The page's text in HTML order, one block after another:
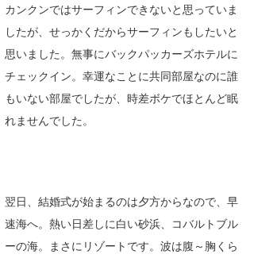
カンクンではサーフィンできないと思っていま
したが、せっかくだからサーフィンもしたいと
思いました。無事にバックパッカーズホテルに
チェックイン。幸運なことに共同部屋なのに誰
もいない部屋でしたが、時差ボケでほとんど眠
れませんでした。
翌日、結婚式が始まるのは夕方からなので、早
速海へ。熱い日差しに白い砂浜、コバルトブル
ーの海。まさにリゾートです。波は腹～胸くら
KOBU
KY
MIN
Soulman
VAGY